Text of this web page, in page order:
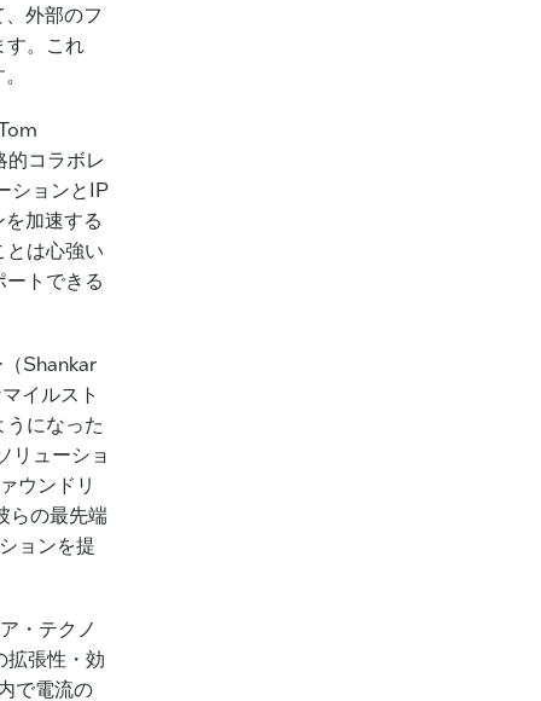
外部のフ
す。これ
コラボレ
ションとIP
加速する
は心強い
トできる
Shankar
イルスト
になった
リューショ
ウンドリ
らの最先端
ョンを提
・テクノ
拡張性・効
で電流の